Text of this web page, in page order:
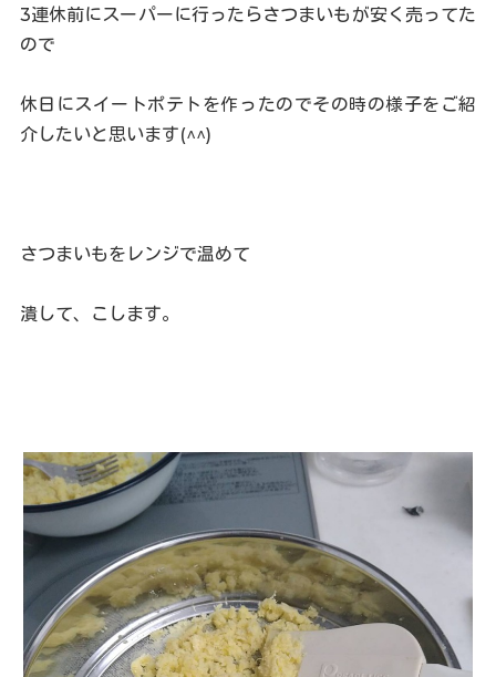
3連休前にスーパーに行ったらさつまいもが安く売ってた
ので
休日にスイートポテトを作ったのでその時の様子をご紹
介したいと思います(^^)
さつまいもをレンジで温めて
潰して、こします。